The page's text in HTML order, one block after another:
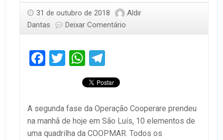
31 de outubro de 2018
Aldir
Dantas
Deixar Comentário
Facebook
TwitterWhatsApp
A segunda fase da Operação Cooperare prendeu
na manhã de hoje em São Luís, 10 elementos de
uma quadrilha da COOPMAR. Todos os